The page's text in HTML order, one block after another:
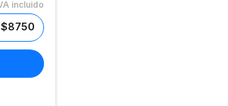
incluido